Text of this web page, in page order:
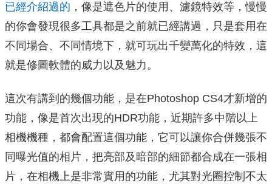
已經介紹過的 ，像是遮色片的使用、濾鏡特效等，慢慢
的你會發現很多工具都是之前就已經講過，只是套用在
不同場合、不同情境下，就可玩出千變萬化的特效，這
就是修圖軟體的威力以及魅力。
這次有講到的幾個功能，是在Photoshop CS4才新增的
功能，像是首次出現的HDR功能，近期許多中階以上
相機機種，都會配置這個功能，它可以讓你合併幾張不
同曝光值的相片，把亮部及暗部的細節都合成在一張相
片，在相機上是非常實用的功能，尤其對光圈控制不太